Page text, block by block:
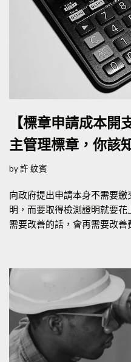
【標章申請成本開
主管理標章，你該
by許 紋賓
向政府提出申請本身不需要
明，而要取得檢測證明就要
需要改善的話，會再需要改善